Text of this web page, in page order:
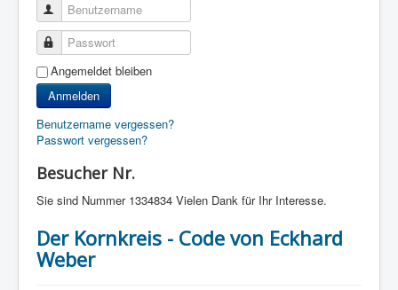
Benutzername
Passwort
Angemeldet bleiben
Anmelden
Benutzername vergessen?
Passwort vergessen?
Besucher Nr.
Sie sind Nummer 1334834 Vielen Dank für Ihr Interesse.
Der Kornkreis - Code von Eckhard
Weber